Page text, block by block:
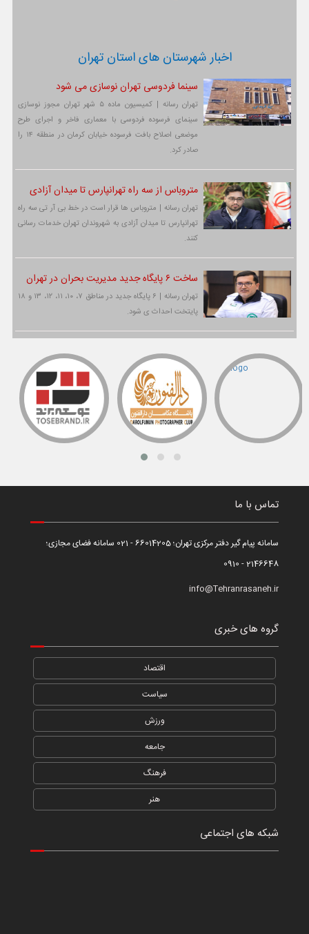
اخبار شهرستان های استان تهران
سینما فردوسی تهران نوسازی می شود
تهران رسانه | کمیسیون ماده ۵ شهر تهران مجوز نوسازی
سینمای فرسوده فردوسی با معماری فاخر و اجرای طرح
موضعی اصلاح بافت فرسوده خیابان کرمان در منطقه ۱۴ را
صادر کرد.
متروباس از سه راه تهرانپارس تا میدان آزادی
تهران رسانه | متروباس ها قرار است در خط بی آر تی سه راه
تهرانپارس تا میدان آزادی به شهروندان تهران خدمات رسانی
کنند.
ساخت ۶ پایگاه جدید مدیریت بحران در تهران
تهران رسانه | ۶ پایگاه جدید در مناطق ۷، ۱۰، ۱۱، ۱۲، ۱۳ و ۱۸
پایتخت احداث ی شود.
تماس با ما
سامانه پیام گیر دفتر مرکزی تهران؛ 66014205 - 021 سامانه فضای مجازی؛
2146648 - 0910
info@Tehranrasaneh.ir
گروه های خبری
اقتصاد
سیاست
ورزش
جامعه
فرهنگ
هنر
شبکه های اجتماعی